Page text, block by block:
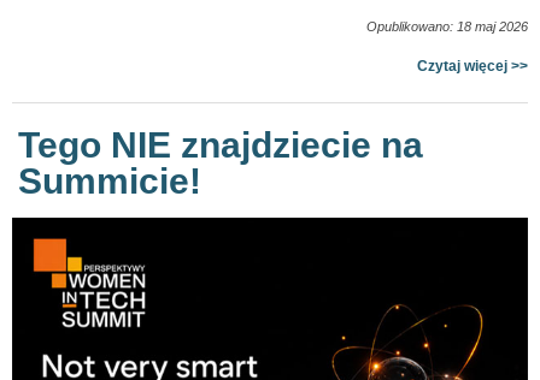
Opublikowano: 18 maj 2026
Czytaj więcej >>
Tego NIE znajdziecie na
Summicie!